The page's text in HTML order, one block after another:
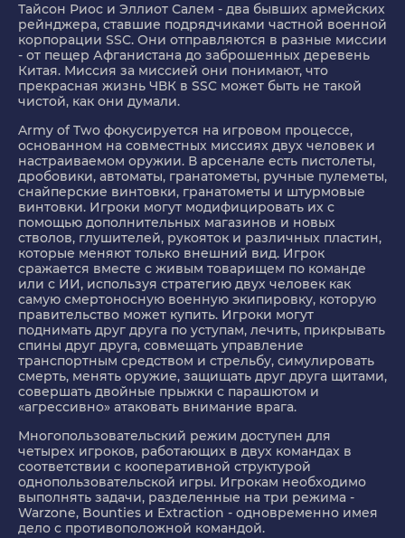
Тайсон Риос и Эллиот Салем - два бывших армейских
рейнджера, ставшие подрядчиками частной военной
корпорации SSC. Они отправляются в разные миссии
- от пещер Афганистана до заброшенных деревень
Китая. Миссия за миссией они понимают, что
прекрасная жизнь ЧВК в SSC может быть не такой
чистой, как они думали.
Army of Two фокусируется на игровом процессе,
основанном на совместных миссиях двух человек и
настраиваемом оружии. В арсенале есть пистолеты,
дробовики, автоматы, гранатометы, ручные пулеметы,
снайперские винтовки, гранатометы и штурмовые
винтовки. Игроки могут модифицировать их с
помощью дополнительных магазинов и новых
стволов, глушителей, рукояток и различных пластин,
которые меняют только внешний вид. Игрок
сражается вместе с живым товарищем по команде
или с ИИ, используя стратегию двух человек как
самую смертоносную военную экипировку, которую
правительство может купить. Игроки могут
поднимать друг друга по уступам, лечить, прикрывать
спины друг друга, совмещать управление
транспортным средством и стрельбу, симулировать
смерть, менять оружие, защищать друг друга щитами,
совершать двойные прыжки с парашютом и
«агрессивно» атаковать внимание врага.
Многопользовательский режим доступен для
четырех игроков, работающих в двух командах в
соответствии с кооперативной структурой
однопользовательской игры. Игрокам необходимо
выполнять задачи, разделенные на три режима -
Warzone, Bounties и Extraction - одновременно имея
дело с противоположной командой.